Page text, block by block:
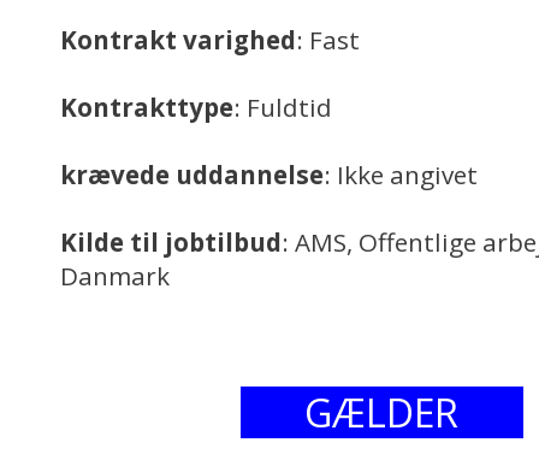
Kontrakt varighed: Fast
Kontrakttype: Fuldtid
krævede uddannelse: Ikke angivet
Kilde til jobtilbud: AMS, Offentlige
Danmark
GÆLDER